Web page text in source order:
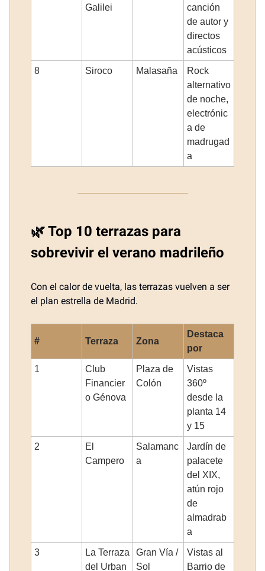
Galilei
canción
de autor y
directos
acústicos
8 Siroco Malasaña
Rock
alternativo
de noche,
electrónic
a de
madrugad
a
🌿 Top 10 terrazas para
sobrevivir el verano madrileño
Con el calor de vuelta, las terrazas vuelven a ser
el plan estrella de Madrid.
# Terraza Zona
Destaca
por
1
Club
Financier
o Génova
Plaza de
Colón
Vistas
360º
desde la
planta 14
y 15
2
El
Campero
Salamanc
a
Jardín de
palacete
del XIX,
atún rojo
de
almadrab
a
3
La Terraza
del Urban
Gran Vía /
Sol
Vistas al
Barrio de